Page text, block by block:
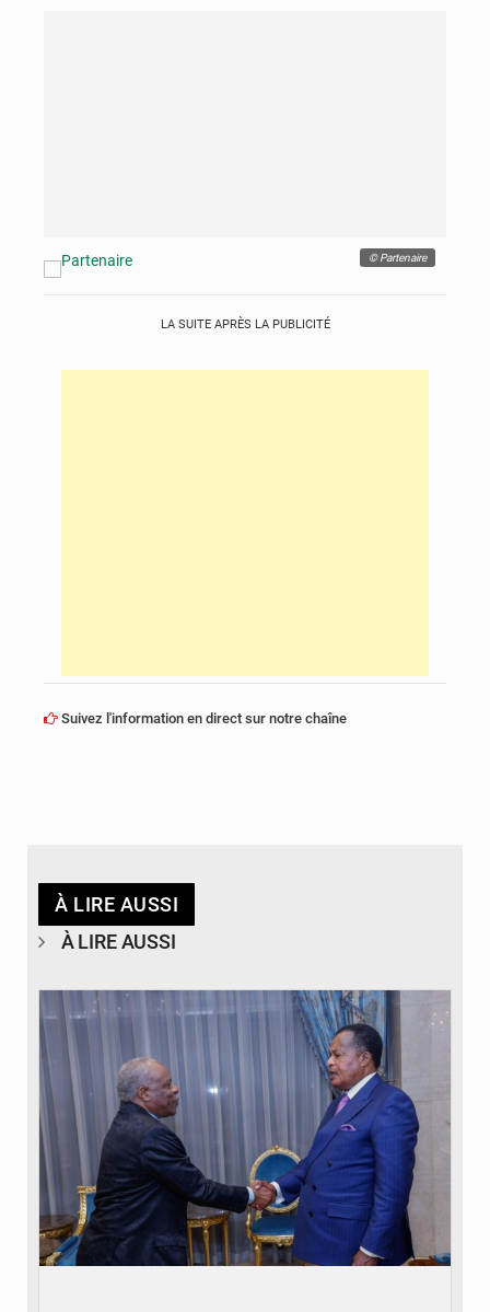
© Partenaire
LA SUITE APRÈS LA PUBLICITÉ
Suivez l'information en direct sur notre chaîne
À LIRE AUSSI
À LIRE AUSSI